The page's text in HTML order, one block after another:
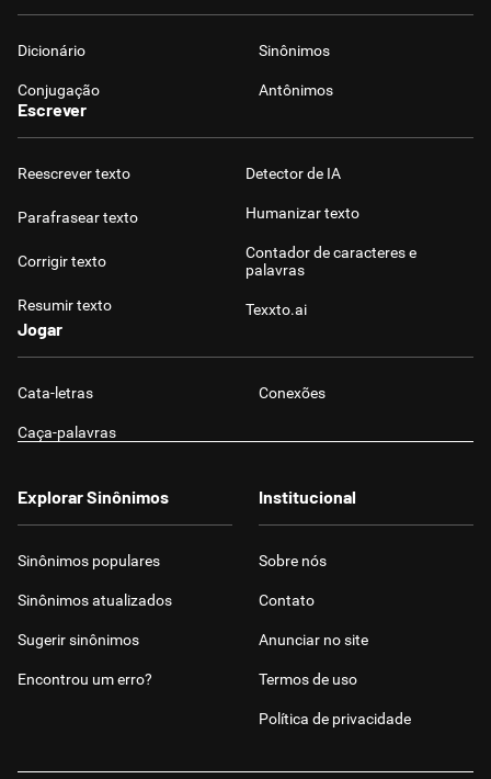
Dicionário Sinônimos
Conjugação Antônimos
Escrever
Reescrever texto
Parafrasear texto
Corrigir texto
Resumir texto
Detector de IA
Humanizar texto
Contador de caracteres e
palavras
Texxto.ai
Jogar
Cata-letras Conexões
Caça-palavras
Explorar Sinônimos
Sinônimos populares
Sinônimos atualizados
Sugerir sinônimos
Encontrou um erro?
Institucional
Sobre nós
Contato
Anunciar no site
Termos de uso
Política de privacidade